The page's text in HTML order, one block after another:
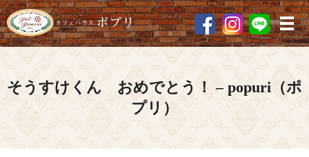
メ
そうすけくん おめでとう！ – popuri（ポ
プリ）